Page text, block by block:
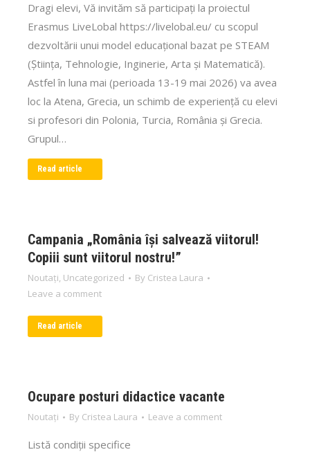
Dragi elevi, Vă invităm să participați la proiectul
Erasmus LiveLobal https://livelobal.eu/ cu scopul
dezvoltării unui model educațional bazat pe STEAM
(Știința, Tehnologie, Inginerie, Arta și Matematică).
Astfel în luna mai (perioada 13-19 mai 2026) va avea
loc la Atena, Grecia, un schimb de experiență cu elevi
si profesori din Polonia, Turcia, România și Grecia.
Grupul…
Read article
Campania „România își salvează viitorul!
Copiii sunt viitorul nostru!”
Noutați, Uncategorized By Cristea Laura
Leave a comment
Read article
Ocupare posturi didactice vacante
Noutați By Cristea Laura Leave a comment
Listă condiții specifice